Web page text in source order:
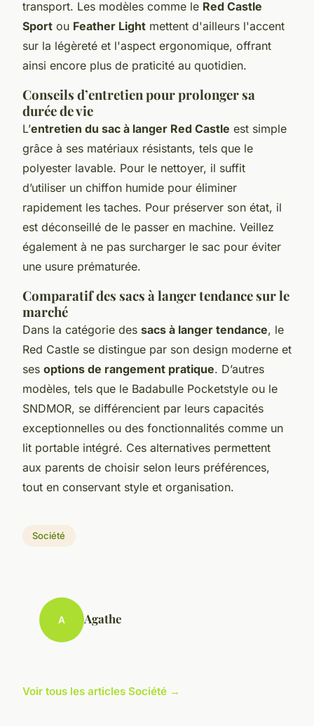
transport. Les modèles comme le Red Castle
Sport ou Feather Light mettent d'ailleurs l'accent
sur la légèreté et l'aspect ergonomique, offrant
ainsi encore plus de praticité au quotidien.
Conseils d’entretien pour prolonger sa
durée de vie
L’entretien du sac à langer Red Castle est simple
grâce à ses matériaux résistants, tels que le
polyester lavable. Pour le nettoyer, il suffit
d’utiliser un chiffon humide pour éliminer
rapidement les taches. Pour préserver son état, il
est déconseillé de le passer en machine. Veillez
également à ne pas surcharger le sac pour éviter
une usure prématurée.
Comparatif des sacs à langer tendance sur le
marché
Dans la catégorie des sacs à langer tendance, le
Red Castle se distingue par son design moderne et
ses options de rangement pratique. D’autres
modèles, tels que le Badabulle Pocketstyle ou le
SNDMOR, se différencient par leurs capacités
exceptionnelles ou des fonctionnalités comme un
lit portable intégré. Ces alternatives permettent
aux parents de choisir selon leurs préférences,
tout en conservant style et organisation.
Société
A Agathe
Voir tous les articles Société →